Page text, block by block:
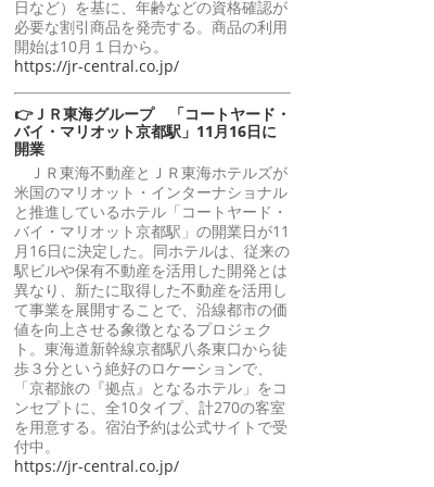
日など）を基に、年齢などの資格確認が
必要な割引商品を発売する。商品の利用
開始は10月１日から。
https://jr-central.co.jp/
👉ＪＲ東海グループ 「コートヤード・
バイ・マリオット京都駅」11月16日に
開業
ＪＲ東海不動産とＪＲ東海ホテルズが
米国のマリオット・インターナショナル
と推進しているホテル「コートヤード・
バイ・マリオット京都駅」の開業日が11
月16日に決定した。同ホテルは、従来の
駅ビルや保有不動産を活用した開発とは
異なり、新たに取得した不動産を活用し
て事業を展開することで、沿線都市の価
値を向上させる象徴となるプロジェク
ト。東海道新幹線京都駅八条東口から徒
歩３分という絶好のロケーションで、
「京都旅の『拠点』となるホテル」をコ
ンセプトに、全10タイプ、計270の客室
を用意する。宿泊予約は公式サイトで受
付中。
https://jr-central.co.jp/